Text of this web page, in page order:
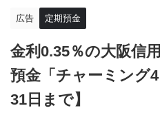
広告 定期預金
金利0.35％の大阪信
預金「チャーミング
31日まで】